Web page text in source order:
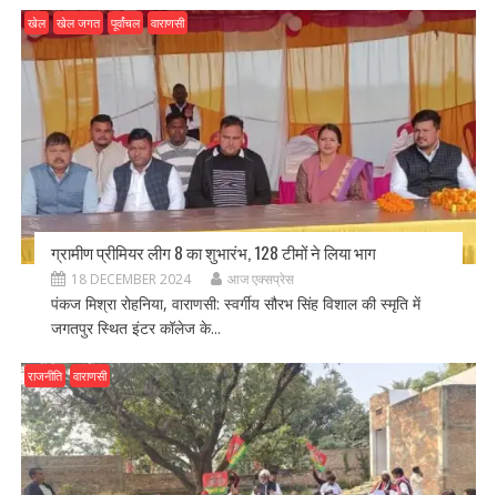
खेल खेल जगत पूर्वांचल वाराणसी
ग्रामीण प्रीमियर लीग 8 का शुभारंभ, 128 टीमों ने लिया भाग
18 DECEMBER 2024 आज एक्सप्रेस
पंकज मिश्रा रोहनिया, वाराणसी: स्वर्गीय सौरभ सिंह विशाल की स्मृति में
जगतपुर स्थित इंटर कॉलेज के...
राजनीति वाराणसी